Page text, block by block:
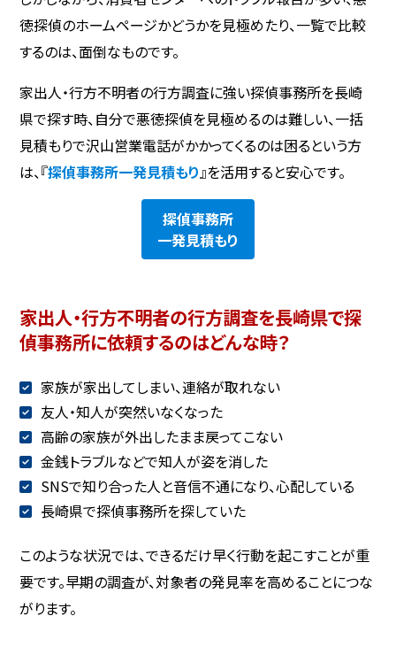
徳探偵のホームページかどうかを見極めたり、一覧で比較
するのは、面倒なものです。
家出人・行方不明者の行方調査に強い探偵事務所を長崎
県で探す時、自分で悪徳探偵を見極めるのは難しい、一括
見積もりで沢山営業電話がかかってくるのは困るという方
は、『探偵事務所一発見積もり』を活用すると安心です。
探偵事務所
一発見積もり
家出人・行方不明者の行方調査を長崎県で探
偵事務所に依頼するのはどんな時？
家族が家出してしまい、連絡が取れない
友人・知人が突然いなくなった
高齢の家族が外出したまま戻ってこない
金銭トラブルなどで知人が姿を消した
SNSで知り合った人と音信不通になり、心配している
長崎県で探偵事務所を探していた
このような状況では、できるだけ早く行動を起こすことが重
要です。早期の調査が、対象者の発見率を高めることにつな
がります。